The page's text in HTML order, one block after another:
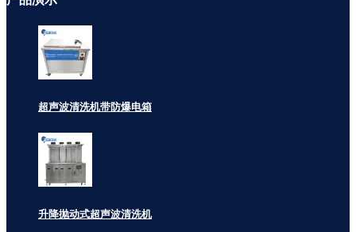
超声波清洗机带防爆电箱
升降抛动式超声波清洗机